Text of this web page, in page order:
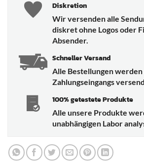
Diskretion
Wir versenden alle
diskret ohne Logos oder
Absender.
Schneller Versand
Alle Bestellungen werden
Zahlungseingangs
100% getestete Produkte
Alle unsere Produkte
unabhängigen Labor